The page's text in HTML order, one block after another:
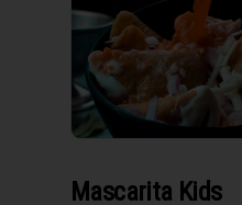
Mascarita Kids